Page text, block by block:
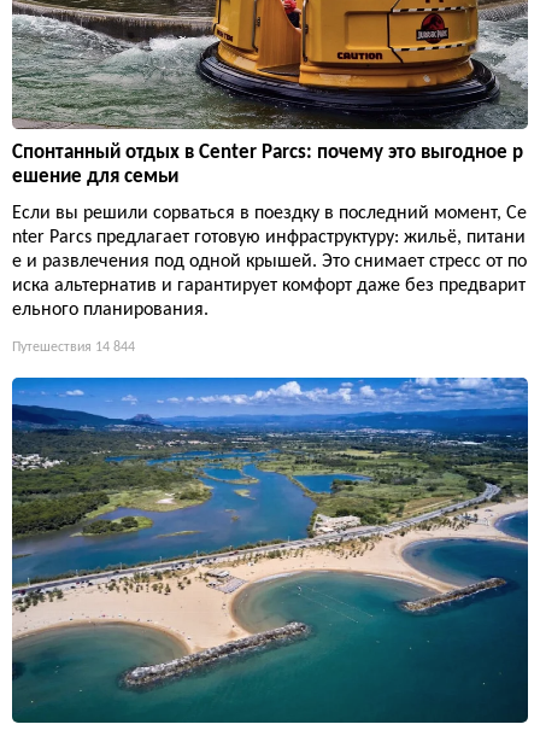
Спонтанный отдых в Center Parcs: почему это выгодное р
ешение для семьи
Если вы решили сорваться в поездку в последний момент, Ce
nter Parcs предлагает готовую инфраструктуру: жильё, питани
е и развлечения под одной крышей. Это снимает стресс от по
иска альтернатив и гарантирует комфорт даже без предварит
ельного планирования.
Путешествия 14 844